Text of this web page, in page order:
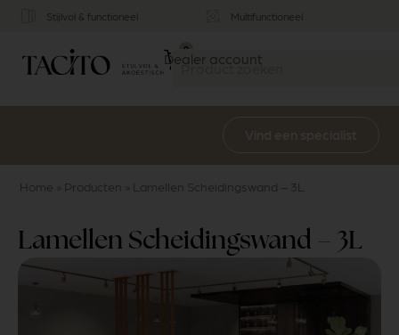
Stijlvol & functioneel Multifunctioneel
Dealer account
0
Home Producten Lamellen Scheidingswand – 3L
Lamellen Scheidingswand – 3L